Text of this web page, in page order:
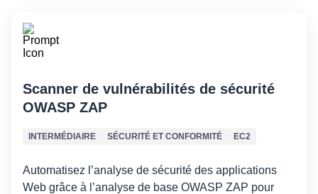
Scanner de vulnérabilités de sécurité
OWASP ZAP
INTERMÉDIAIRE SÉCURITÉ ET CONFORMITÉ EC2
Automatisez l’analyse de sécurité des applications
Web grâce à l’analyse de base OWASP ZAP pour